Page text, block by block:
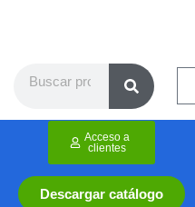
Descargar catálogo
Acceso a
clientes